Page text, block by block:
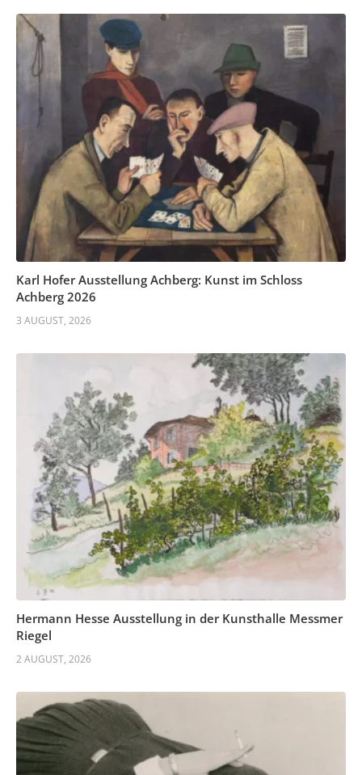
Karl Hofer Ausstellung Achberg: Kunst im Schloss
Achberg 2026
3 AUGUST, 2026
Hermann Hesse Ausstellung in der Kunsthalle Messmer
Riegel
2 AUGUST, 2026